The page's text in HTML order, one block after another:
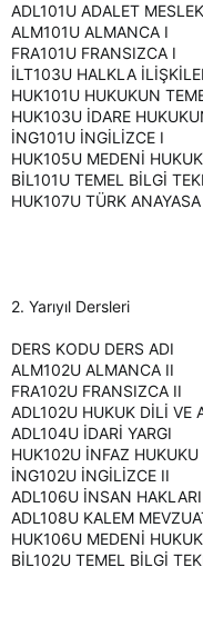
ADL101U ADALET
ALM101U ALMANCA I
FRA101U FRANSIZCA I
İLT103U HALKLA
HUK101U HUKUKUN
HUK103U İDARE
İNG101U İNGİLİZCE I
HUK105U MEDENİ
BİL101U TEMEL BİLGİ
HUK107U TÜRK
2. Yarıyıl Dersleri
DERS KODU DERS ADI
ALM102U ALMANCA II
FRA102U FRANSIZCA II
ADL102U HUKUK DİLİ VE
ADL104U İDARİ YARGI
HUK102U İNFAZ HUKUKU
İNG102U İNGİLİZCE II
ADL106U İNSAN
ADL108U KALEM
HUK106U MEDENİ
BİL102U TEMEL BİLGİ